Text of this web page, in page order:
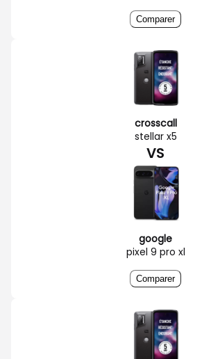
Comparer
crosscall
stellar x5
VS
google
pixel 9 pro xl
Comparer